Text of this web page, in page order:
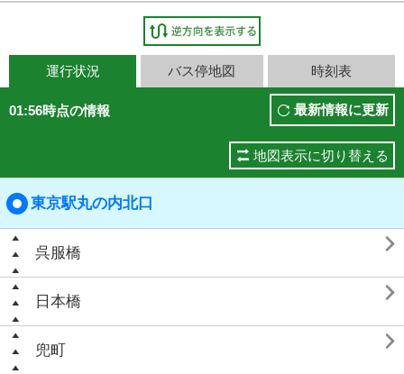
運行状況 バス停地図 時刻表
01:56時点の情報 最新情報に更新
地図表示に切り替える
東京駅丸の内北口
呉服橋 
日本橋 
兜町 